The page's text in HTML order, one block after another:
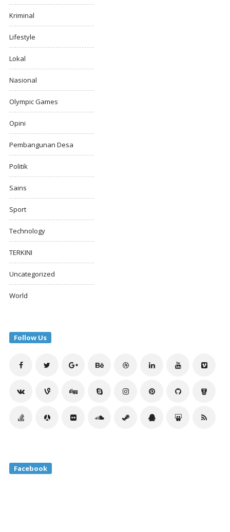
Kriminal
Lifestyle
Lokal
Nasional
Olympic Games
Opini
Pembangunan Desa
Politik
Sains
Sport
Technology
TERKINI
Uncategorized
World
Follow Us
Facebook